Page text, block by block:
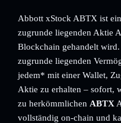
Abbott xStock ABTX ist
zugrunde liegenden Aktie
Blockchain gehandelt wird.
zugrunde liegenden
jedem* mit einer Wallet,
Aktie zu erhalten – sofort,
zu herkömmlichen ABTX
vollständig on-chain und